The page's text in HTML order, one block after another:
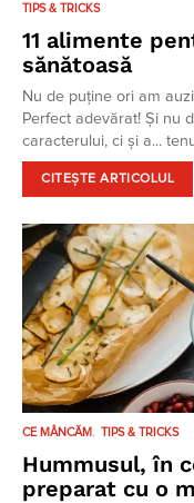
TIPS & TRICKS
11 alimente
sănătoasă
Nu de puține ori am
Perfect adevărat! Și nu
caracterului, ci și a...
CITEȘTE ARTICOLUL
CE MÂNCĂM TIPS & TRICKS
Hummusul, în
preparat cu o